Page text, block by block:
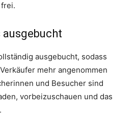
ausgebucht, sodass
mehr angenommen
und Besucher sind
vorbeizuschauen und das